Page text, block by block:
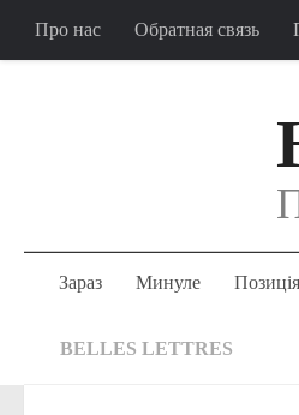
Про нас Обратная связь
Зараз Минуле Позиція
BELLES LETTRES